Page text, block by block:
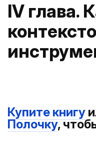
IV глава.
Купите книгу
Полочку,